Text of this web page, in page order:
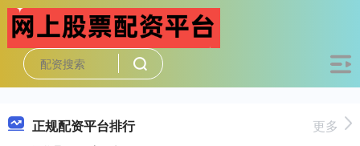
正规配资平台排行 更多